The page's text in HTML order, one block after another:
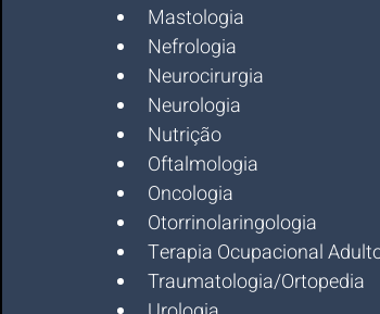
Mastologia
Nefrologia
Neurocirurgia
Neurologia
Nutrição
Oftalmologia
Oncologia
Otorrinolaringologia
Terapia Ocupacional
Traumatologia/Ortopedia